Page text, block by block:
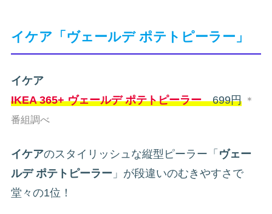
イケア「ヴェールデ ポテトピーラー」
イケア
IKEA 365+ ヴェールデ ポテトピーラー699円 ＊
番組調べ
イケアのスタイリッシュな縦型ピーラー「 ヴェー
ルデ ポテトピーラー 」が段違いのむきやすさで
堂々の1位！